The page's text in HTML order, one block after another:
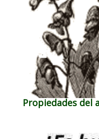
Propiedades del